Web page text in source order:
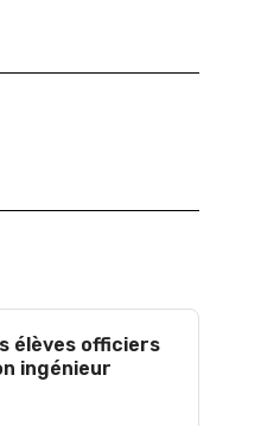
élèves officiers
ingénieur